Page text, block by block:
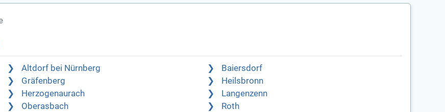
Altdorf bei Nürnberg
Baiersdorf
Gräfenberg
Heilsbronn
Herzogenaurach
Langenzenn
Oberasbach
Roth